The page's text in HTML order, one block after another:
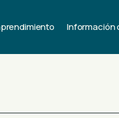
Información